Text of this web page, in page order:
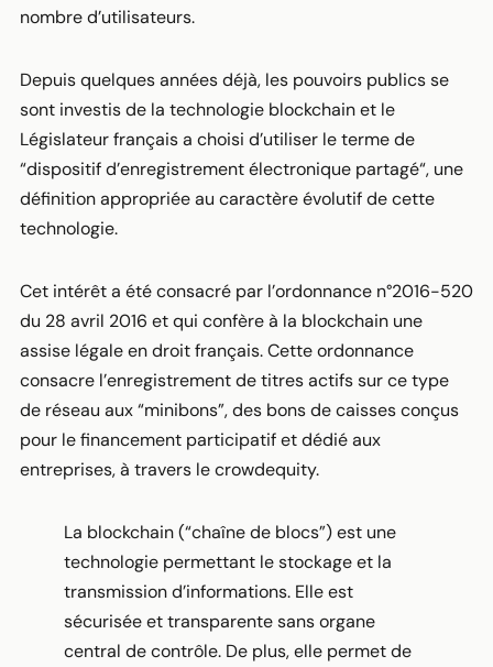
nombre d’utilisateurs.
Depuis quelques années déjà, les pouvoirs publics se
sont investis de la technologie blockchain et le
Législateur français a choisi d’utiliser le terme de
“dispositif d’enregistrement électronique partagé“, une
définition appropriée au caractère évolutif de cette
technologie.
Cet intérêt a été consacré par l’ordonnance n°2016-520
du 28 avril 2016 et qui confère à la blockchain une
assise légale en droit français. Cette ordonnance
consacre l’enregistrement de titres actifs sur ce type
de réseau aux “minibons”, des bons de caisses conçus
pour le financement participatif et dédié aux
entreprises, à travers le crowdequity.
La blockchain (“chaîne de blocs”) est une
technologie permettant le stockage et la
transmission d’informations. Elle est
sécurisée et transparente sans organe
central de contrôle. De plus, elle permet de